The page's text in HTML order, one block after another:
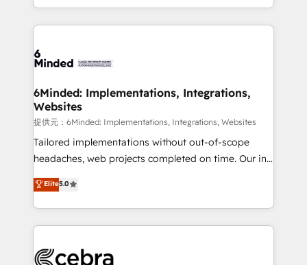
smarter with AI and HubSpot.
solutions to complex GTM and RevOps challenges.
Our Expertise 🔹 Onboarding & Implementation:
tailored to your GTM motion. 🔹 Migrations:
from other CRMs to HubSpot without data loss or
downtime. 🔹 RevOps Strategy: Align teams,
processes, and data to drive revenue efficiency. 🔹
Integrations: Connect HubSpot with your tech stack
for better adoption. 🔹 Custom Solutions: Build
SOC 2 Type II and ISO 27001 certified, reinforcing
our commitment to data security and compliance. At
6Minded: Implementations, Integrations,
Websites
提供元：6Minded: Implementations, Integrations, Websites
Tailored implementations without out-of-scope
headaches, web projects completed on time. Our in-
house team of certified CRM architects, experts,
developers, designers, and marketers handles all
aspects of your HubSpot. ✨ 400+ global clients ✨
100+ seamless migrations from 15+ different CRMs
implementations, and 5,000+ pages ✨ CS: Clients
Elite5.0